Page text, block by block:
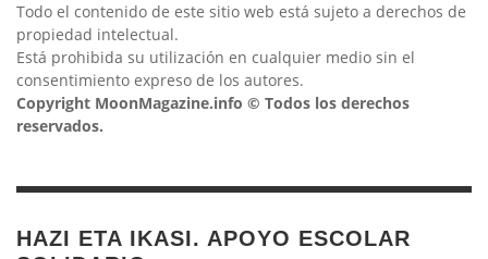
Todo el contenido de este sitio web está sujeto a derechos de
propiedad intelectual.
Está prohibida su utilización en cualquier medio sin el
consentimiento expreso de los autores.
Copyright MoonMagazine.info © Todos los derechos
reservados.
HAZI ETA IKASI. APOYO ESCOLAR